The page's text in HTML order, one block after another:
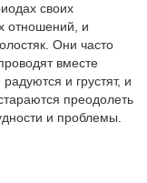
своих
отношений, и
Они часто
вместе
и грустят, и
преодолеть
и проблемы.